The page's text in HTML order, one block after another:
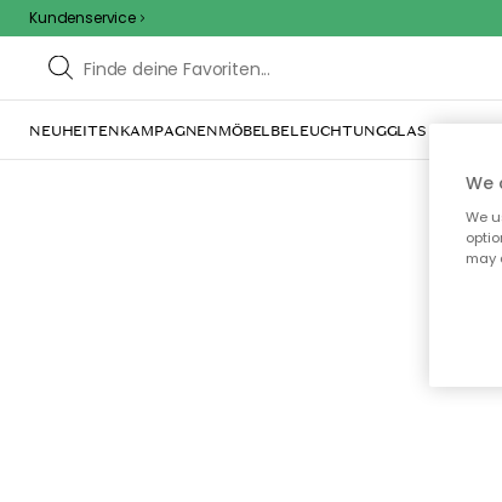
Kundenservice
NEUHEITENKAMPAGNENMÖBELBELEUCHTUNGGLAS &
We
We
may